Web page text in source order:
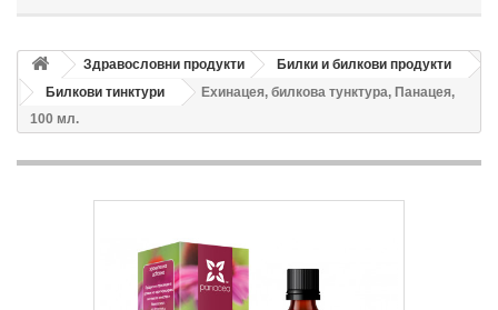
Здравословни продукти
Билки и билкови продукти
Билкови тинктури
Ехинацея, билкова тунктура, Панацея,
100 мл.